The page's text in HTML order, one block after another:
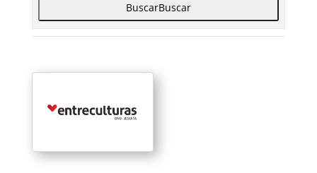
BuscarBuscar